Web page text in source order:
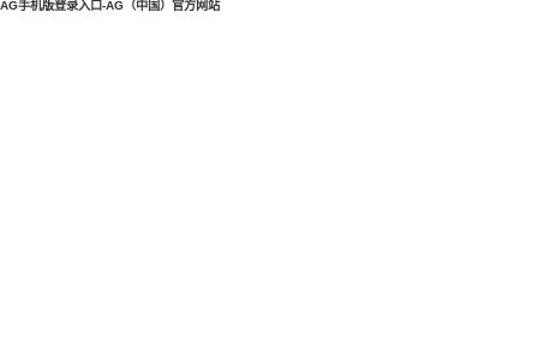
AG手机版登录入口-AG（中国）官方网站